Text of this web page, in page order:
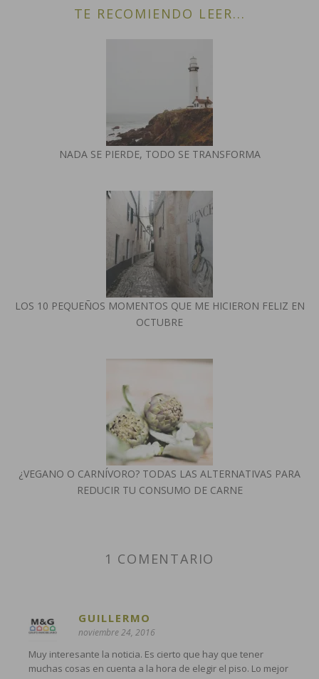
TE RECOMIENDO LEER...
NADA SE PIERDE, TODO SE TRANSFORMA
LOS 10 PEQUEÑOS MOMENTOS QUE ME HICIERON FELIZ EN
OCTUBRE
¿VEGANO O CARNÍVORO? TODAS LAS ALTERNATIVAS PARA
REDUCIR TU CONSUMO DE CARNE
1 COMENTARIO
GUILLERMO
noviembre 24, 2016
Muy interesante la noticia. Es cierto que hay que tener
muchas cosas en cuenta a la hora de elegir el piso. Lo mejor